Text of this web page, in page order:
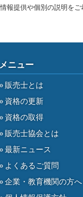
報提供や個別の説明を
メニュー
販売士とは
資格の更新
資格の取得
販売士協会とは
最新ニュース
よくあるご質問
企業・教育機関の方へ